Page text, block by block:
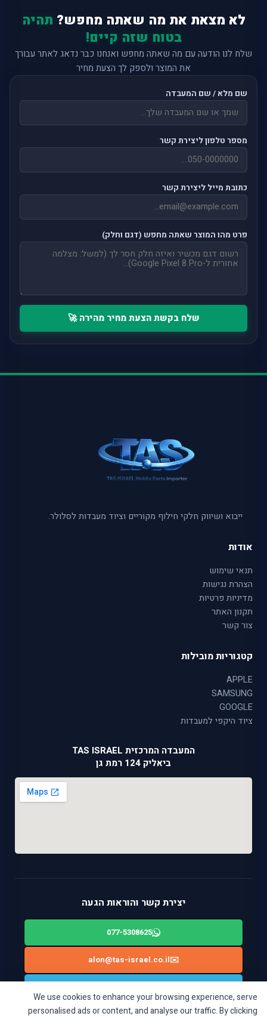
We use cookies to enhance your browsing experience, serve
personalised ads or content, and analyse our traffic. By clicking
לא מצאת את מה שאתה מחפש? תהיה
בטוח שזה קיים!
שלח לנו הודעה עם מה שאתה מחפש ואנחנו כבר נדאג לאתר עבורך
את המוצר ולספק לך הצעת מחיר
שם מלא / שם המעבדה
מספר טלפון ליצירת קשר
כתובת מייל ליצירת קשר
פרט מהו המוצר שאתה מחפש (דגם וחלק)
שלח בקשת הצעת מחיר מהירה 🚀
ייבוא ושיווק חלקי חילוף מקוריים וציוד מעבדות לסלולר.
אודות
תנאי שימוש
הצהרת נגישות
מדיניות פרטיות
תקנון האתר
צור קשר
קטגוריות מובילות
APPLE
SAMSUNG
GOOGLE
ציוד היקפי למעבדות
המעבדה המרכזית TAS ISRAEL
ביאליק 124 רמת גן
יצירת קשר והוראות הגעה
077-5308625
✉️
alon@tas-israel.co.il